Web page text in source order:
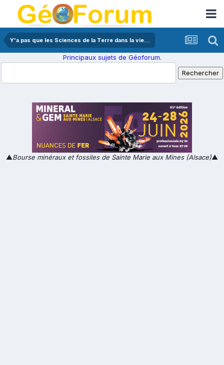
Y'a pas que les Sciences de la Terre dans la vie...
Principaux sujets de Géoforum.
▲Bourse minéraux et fossiles de Sainte Marie aux Mines (Alsace)▲